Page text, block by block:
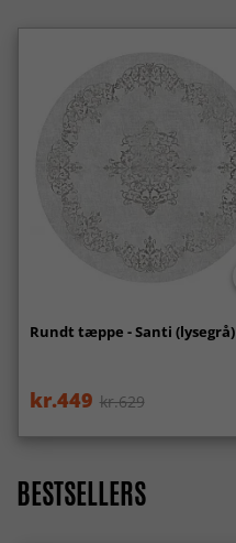
Rundt tæppe - Santi (lysegrå)
kr.449 kr.629
BESTSELLERS